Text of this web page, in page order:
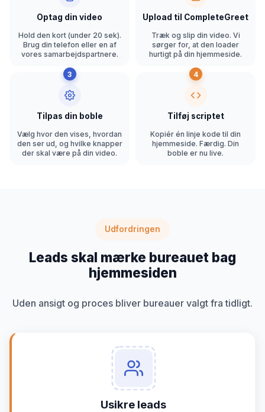
Optag din video
Hold den kort (under 20 sek).
Brug din telefon eller en af
vores samarbejdspartnere.
Upload til CompleteGreet
Træk og slip din video. Vi
sørger for, at den loader
hurtigt på din hjemmeside.
3
Tilpas din boble
Vælg hvor den vises, hvordan
den ser ud, og hvilke knapper
der skal være på din video.
4
Tilføj scriptet
Kopiér én linje kode til din
hjemmeside. Færdig. Din
boble er nu live.
Udfordringen
Leads skal mærke bureauet bag
hjemmesiden
Uden ansigt og proces bliver bureauer valgt fra tidligt.
Usikre leads